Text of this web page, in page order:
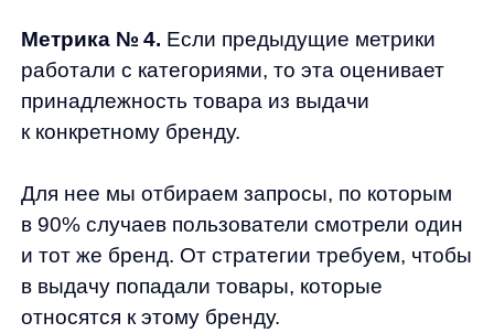
Например, запрос «красное платье». В нем
есть атрибут «красный». Если в выдаче
будет «синее платье» (атрибут «синий»),
стратегия получит штраф.
Стоит уточнить, что данная метрика
проверяет ТОЛЬКО атрибуты. Если в выдаче
будет «красная юбка», стратегия не получит
штраф. Для компенсации этого недостатка
есть 2-я метрика, условие которой —
принадлежность товаров к одной категории.